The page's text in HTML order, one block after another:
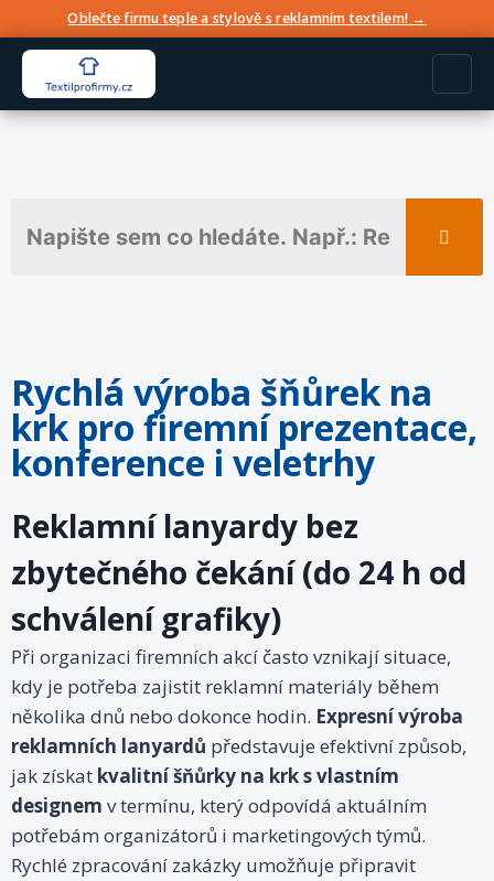
Oblečte firmu teple a stylově s reklamním textilem! →
Rychlá výroba šňůrek na
krk pro firemní prezentace,
konference i veletrhy
Reklamní lanyardy bez
zbytečného čekání (do 24 h od
schválení grafiky)
Při organizaci firemních akcí často vznikají situace,
kdy je potřeba zajistit reklamní materiály během
několika dnů nebo dokonce hodin. Expresní výroba
reklamních lanyardů představuje efektivní způsob,
jak získat kvalitní šňůrky na krk s vlastním
designem v termínu, který odpovídá aktuálním
potřebám organizátorů i marketingových týmů.
Rychlé zpracování zakázky umožňuje připravit